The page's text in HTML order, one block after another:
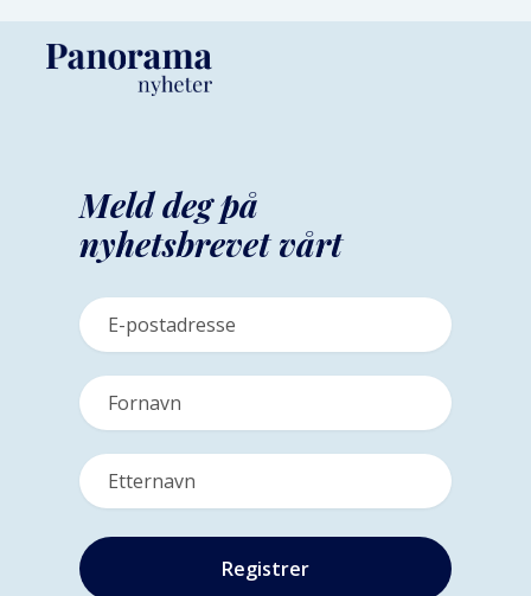
Meld deg på
nyhetsbrevet vårt